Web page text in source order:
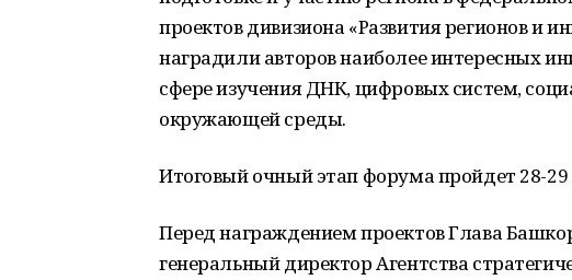
проектов дивизиона «Развития регионов и
наградили авторов наиболее интересных
сфере изучения ДНК, цифровых систем,
окружающей среды.
Итоговый очный этап форума пройдет 28-29
Перед награждением проектов Глава
генеральный директор Агентства